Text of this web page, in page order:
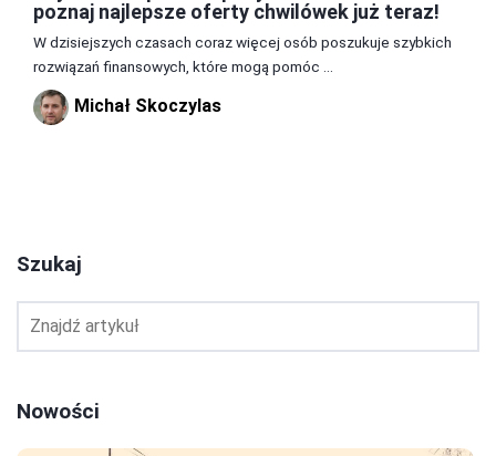
poznaj najlepsze oferty chwilówek już teraz!
W dzisiejszych czasach coraz więcej osób poszukuje szybkich
rozwiązań finansowych, które mogą pomóc ...
Michał Skoczylas
Szukaj
Nowości